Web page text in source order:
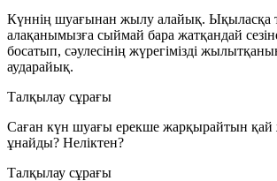
Күннің шуағынан жылу алайық. Ықыласқа
алақанымызға сыймай бара жатқандай
босатып, сәулесінің жүрегімізді
аударайық.
Талқылау сұрағы
Саған күн шуағы ерекше жарқырайтын қай
ұнайды? Неліктен?
Талқылау сұрағы